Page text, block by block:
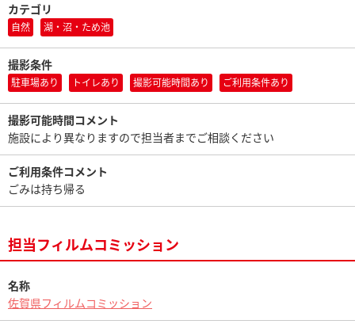
カテゴリ
自然 湖・沼・ため池
撮影条件
駐車場あり トイレあり 撮影可能時間あり ご利用条件あり
撮影可能時間コメント
施設により異なりますので担当者までご相談ください
ご利用条件コメント
ごみは持ち帰る
担当フィルムコミッション
名称
佐賀県フィルムコミッション